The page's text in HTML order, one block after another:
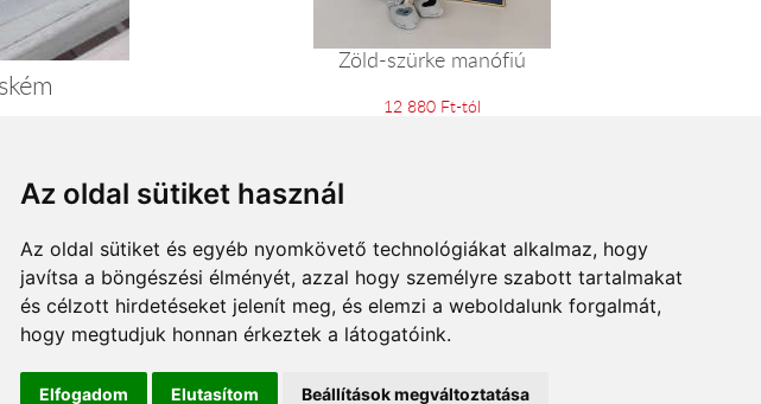
Az oldal sütiket használ
Az oldal sütiket és egyéb nyomkövető technológiákat alkalmaz, hogy
javítsa a böngészési élményét, azzal hogy személyre szabott tartalmakat
és célzott hirdetéseket jelenít meg, és elemzi a weboldalunk forgalmát,
hogy megtudjuk honnan érkeztek a látogatóink.
Elfogadom Elutasítom Beállítások megváltoztatása
Zöld-szürke manófiú
12 880 Ft-tól
módok
tájékoztató